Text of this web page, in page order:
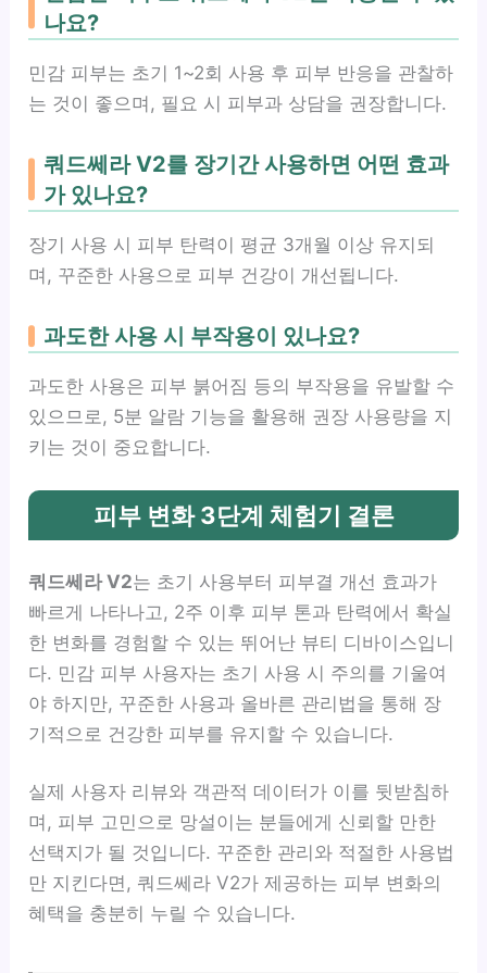
나요?
민감 피부는 초기 1~2회 사용 후 피부 반응을 관찰하
는 것이 좋으며, 필요 시 피부과 상담을 권장합니다.
쿼드쎄라 V2를 장기간 사용하면 어떤 효과
가 있나요?
장기 사용 시 피부 탄력이 평균 3개월 이상 유지되
며, 꾸준한 사용으로 피부 건강이 개선됩니다.
과도한 사용 시 부작용이 있나요?
과도한 사용은 피부 붉어짐 등의 부작용을 유발할 수
있으므로, 5분 알람 기능을 활용해 권장 사용량을 지
키는 것이 중요합니다.
피부 변화 3단계 체험기 결론
쿼드쎄라 V2는 초기 사용부터 피부결 개선 효과가
빠르게 나타나고, 2주 이후 피부 톤과 탄력에서 확실
한 변화를 경험할 수 있는 뛰어난 뷰티 디바이스입니
다. 민감 피부 사용자는 초기 사용 시 주의를 기울여
야 하지만, 꾸준한 사용과 올바른 관리법을 통해 장
기적으로 건강한 피부를 유지할 수 있습니다.
실제 사용자 리뷰와 객관적 데이터가 이를 뒷받침하
며, 피부 고민으로 망설이는 분들에게 신뢰할 만한
선택지가 될 것입니다. 꾸준한 관리와 적절한 사용법
만 지킨다면, 쿼드쎄라 V2가 제공하는 피부 변화의
혜택을 충분히 누릴 수 있습니다.